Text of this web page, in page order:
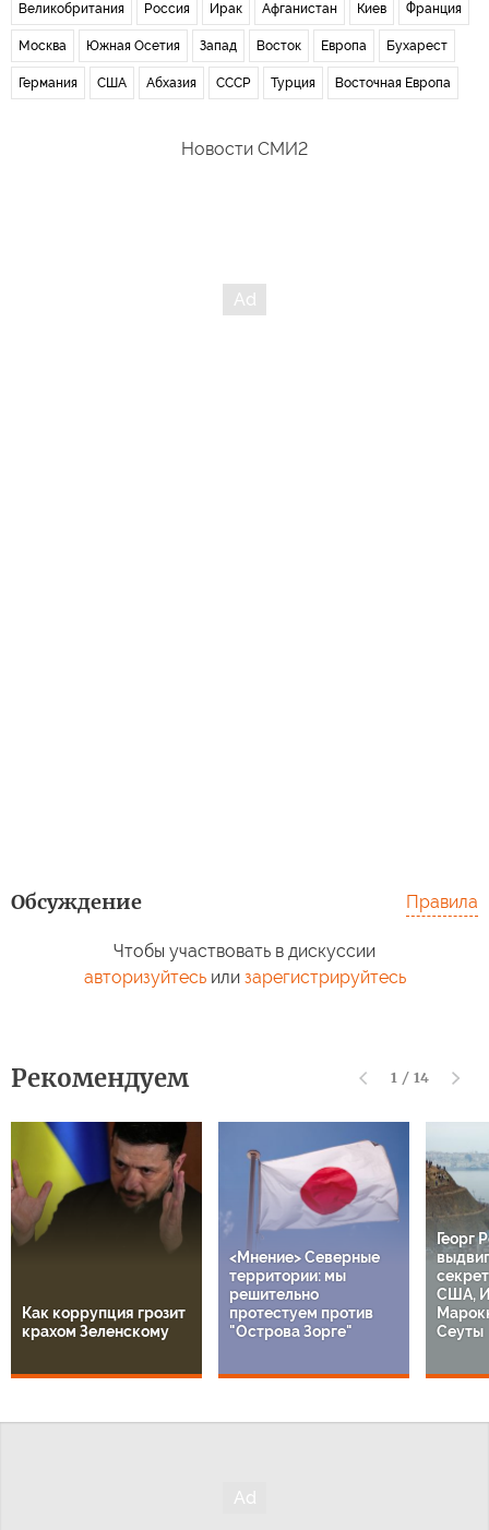
Великобритания Россия Ирак Афганистан Киев Франция
Москва Южная Осетия Запад Восток Европа Бухарест
Германия США Абхазия СССР Турция Восточная Европа
Новости СМИ2
Обсуждение Правила
Чтобы участвовать в дискуссии
авторизуйтесьили зарегистрируйтесь
Рекомендуем 1 / 14
Как коррупция грозит
крахом Зеленскому
<Мнение> Северные
территории: мы
решительно
протестуем против
"Острова Зорге"
Георг
США,
Сеуты